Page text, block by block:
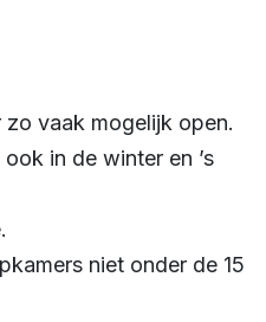
vaak mogelijk open.
in de winter en ’s
niet onder de 15